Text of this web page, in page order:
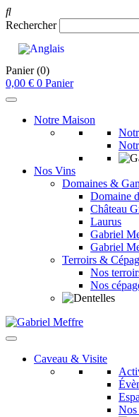
Rechercher
Panier (0)
0,00 € 0 Panier
Notre Maison
Nos Vins
Domaines &
Domaine
Château
Laurus
Gabriel
Gabriel
Terroirs &
Nos
Nos
Caveau & Visite
Nos